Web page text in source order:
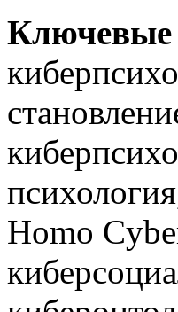
Ключевые
Homo